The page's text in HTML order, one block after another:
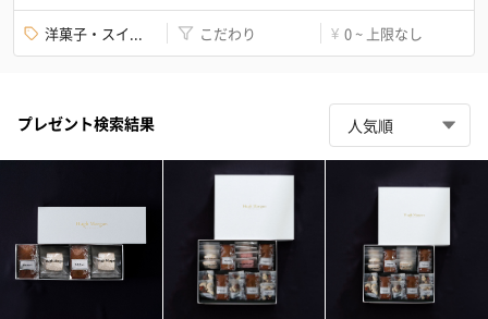
洋菓子・スイ... こだわり ¥ 0 ~ 上限なし
プレゼント検索結果